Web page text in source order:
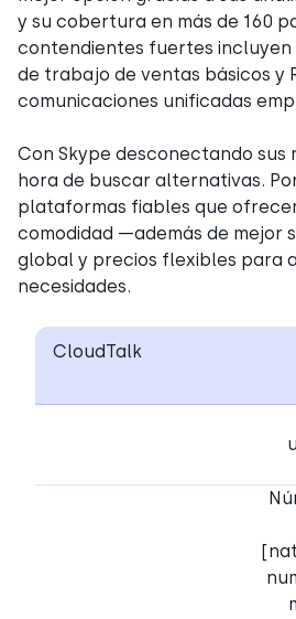
y su cobertura en más de 160
contendientes fuertes
de trabajo de ventas básicos y
comunicaciones unificadas
Con Skype desconectando sus
hora de buscar alternativas.
plataformas fiables que
comodidad —además de mejor
global y precios flexibles para
necesidades.
CloudTalk